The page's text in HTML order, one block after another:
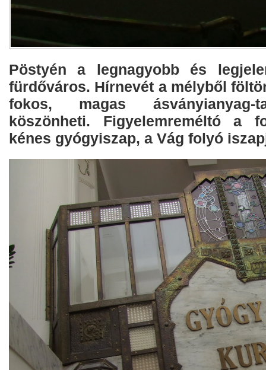
Pöstyén a legnagyobb és
fürdőváros. Hírnevét a mélyből
fokos, magas ásványianyag-
köszönheti. Figyelemreméltó a
kénes gyógyiszap, a Vág folyó